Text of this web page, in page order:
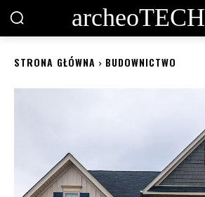
archeoTECH
STRONA GŁÓWNA BUDOWNICTWO